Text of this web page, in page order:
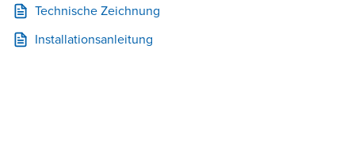
Technische Zeichnung
Installationsanleitung